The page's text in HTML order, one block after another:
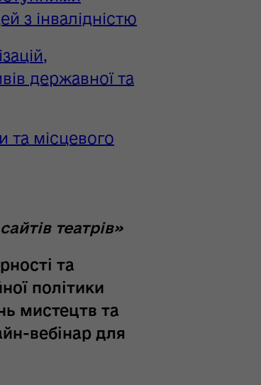
з інвалідністю
державної та
та місцевого
театрів»
та
політики
мистецтв та
вебінар для